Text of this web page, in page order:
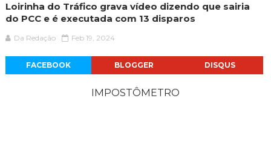
Loirinha do Tráfico grava vídeo dizendo que sairia
do PCC e é executada com 13 disparos
Da Redação Feb 19, 2024
FACEBOOK BLOGGER DISQUS
IMPOSTÔMETRO